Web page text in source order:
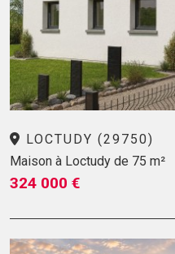
LOCTUDY (29750)
Maison à Loctudy de 75 m²
324 000 €